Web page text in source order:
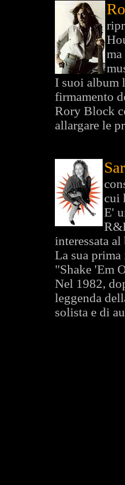
I suoi album
firmamento
Rory Block
allargare le
cui
E'
interessata
La sua
"Shake 'Em
Nel 1982,
leggenda
solista e di